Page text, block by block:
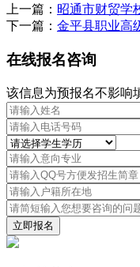
上一篇： 昭通市财贸学
下一篇： 金平县职业高
在线报名咨询
该信息为预报名不影响
立即报名